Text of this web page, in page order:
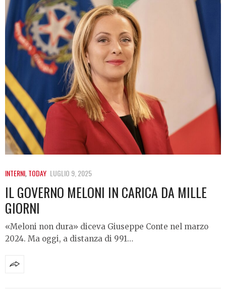
INTERNI,TODAY LUGLIO 9, 2025
IL GOVERNO MELONI IN CARICA DA MILLE
GIORNI
«Meloni non dura» diceva Giuseppe Conte nel marzo
2024. Ma oggi, a distanza di 991…